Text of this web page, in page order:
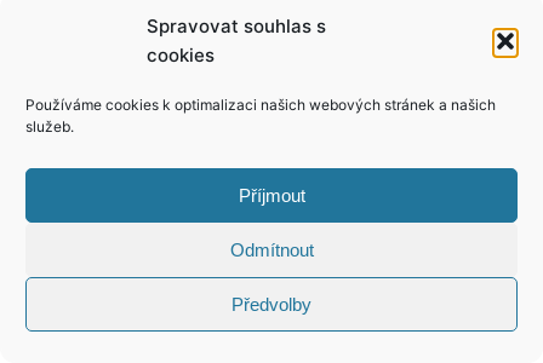
Spravovat souhlas s
cookies
Používáme cookies k optimalizaci našich webových stránek a našich
služeb.
Příjmout
Odmítnout
Předvolby
Pornohvězda Lady Dee dostala od milence nůž na krk: Sex s muži nebo já!
KONTAKT
Reserved